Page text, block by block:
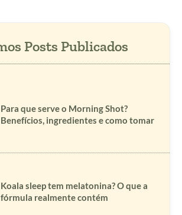
Para que serve o Morning Shot?
Benefícios, ingredientes e como tomar
Koala sleep tem melatonina? O que a
fórmula realmente contém